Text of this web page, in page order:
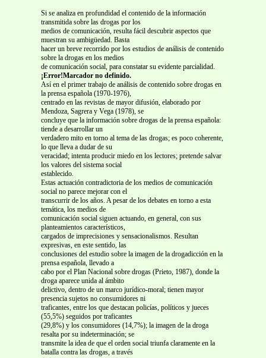
Si se analiza en profundidad el contenido de la información
transmitida sobre las drogas por los
medios de comunicación, resulta fácil descubrir aspectos que
muestran su ambigüedad. Basta
hacer un breve recorrido por los estudios de análisis de contenido
sobre la drogas en los medios
de comunicación social, para constatar su evidente parcialidad.
¡Error!Marcador no definido.
Así en el primer trabajo de análisis de contenido sobre drogas en
la prensa española (1970-1976),
centrado en las revistas de mayor difusión, elaborado por
Mendoza, Sagrera y Vega (1978), se
concluye que la información sobre drogas de la prensa española:
tiende a desarrollar un
verdadero mito en torno al tema de las drogas; es poco coherente,
lo que lleva a dudar de su
veracidad; intenta producir miedo en los lectores; pretende salvar
los valores del sistema social
establecido.
Estas actuación contradictoria de los medios de comunicación
social no parece mejorar con el
transcurrir de los años. A pesar de los debates en torno a esta
temática, los medios de
comunicación social siguen actuando, en general, con sus
planteamientos característicos,
cargados de imprecisiones y sensacionalismos. Resultan
expresivas, en este sentido, las
conclusiones del estudio sobre la imagen de la drogadicción en la
prensa española, llevado a
cabo por el Plan Nacional sobre drogas (Prieto, 1987), donde la
droga aparece unida al ámbito
delictivo, dentro de un marco jurídico-moral; tienen mayor
presencia sujetos no consumidores ni
traficantes, entre los que destacan policías, políticos y jueces
(55,5%) seguidos por traficantes
(29,8%) y los consumidores (14,7%); la imagen de la droga
resalta por su indeterminación; se
transmite la idea de que el orden social triunfa claramente en la
batalla contra las drogas, a través